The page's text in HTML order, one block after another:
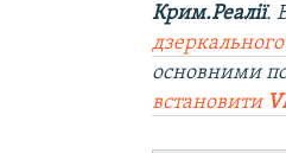
Крим.Реалії.
основними
встановити